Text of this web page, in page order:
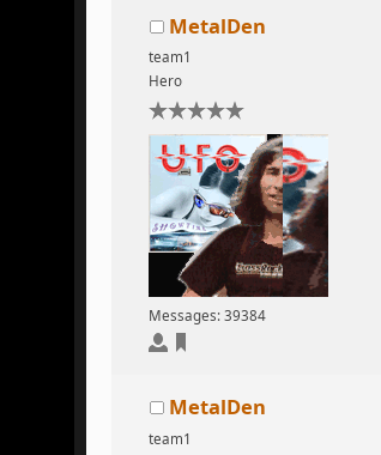
MetalDen
team1
Hero
Messages: 39384
MetalDen
team1